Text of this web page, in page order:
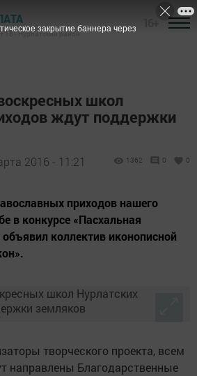
ТВ - Нурлатский район
школ
ждут поддержки
2016 - 11:21 1362 0 0
приходов нашего
в конкурсе «Пасхальная
коллектив иконописной
творческого проекта, всем
направлены Благодарственные
закрытие баннера через